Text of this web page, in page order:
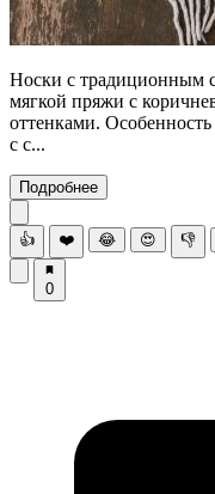
Носки с традиционным
мягкой пряжи с
оттенками.
с с...
Подробнее
👍 ❤️ 😂 😍 👎
0